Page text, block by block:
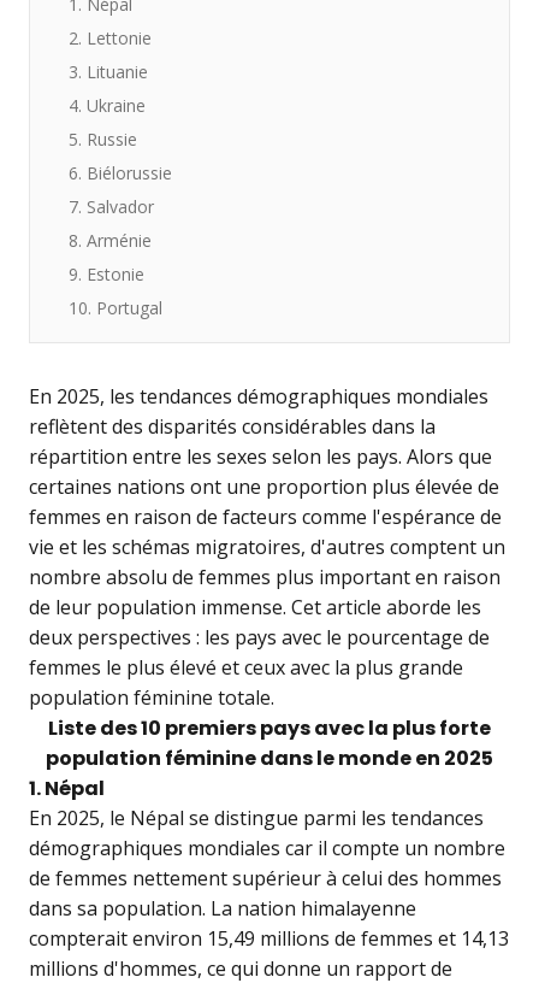
2. Lettonie
3. Lituanie
4. Ukraine
5. Russie
6. Biélorussie
7. Salvador
8. Arménie
9. Estonie
10. Portugal
En 2025, les tendances démographiques mondiales
reflètent des disparités considérables dans la
répartition entre les sexes selon les pays. Alors que
certaines nations ont une proportion plus élevée de
femmes en raison de facteurs comme l'espérance de
vie et les schémas migratoires, d'autres comptent un
nombre absolu de femmes plus important en raison
de leur population immense. Cet article aborde les
deux perspectives : les pays avec le pourcentage de
femmes le plus élevé et ceux avec la plus grande
population féminine totale.
Liste des 10 premiers pays avec la plus forte
population féminine dans le monde en 2025
1. Népal
En 2025, le Népal se distingue parmi les tendances
démographiques mondiales car il compte un nombre
de femmes nettement supérieur à celui des hommes
dans sa population. La nation himalayenne
compterait environ 15,49 millions de femmes et 14,13
millions d'hommes, ce qui donne un rapport de